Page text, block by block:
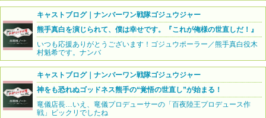
キャストブログ｜ナンバーワン戦隊ゴジュウジャー
熊手真白を演じられて、僕は幸せです。『これが俺様の世直しだ！』
いつも応援ありがとうございます！ゴジュウポーラー／熊手真白役木
村魁希です。ナンバ
キャストブログ｜ナンバーワン戦隊ゴジュウジャー
神をも恐れぬゴッドネス熊手の“覚悟の世直し”が始まる！
竜儀店長…いえ、竜儀プロデューサーの「百夜陸王プロデュース作
戦」ビックリでしたね